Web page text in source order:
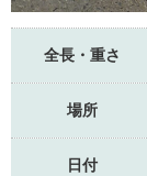
全長・重さ
場所
日付